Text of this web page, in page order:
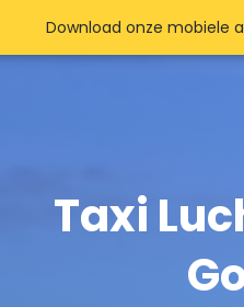
Taxi
Download onze mobiele